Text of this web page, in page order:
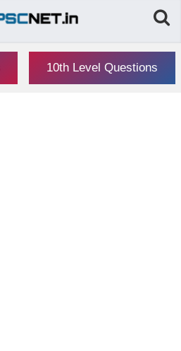
10th Level Questions